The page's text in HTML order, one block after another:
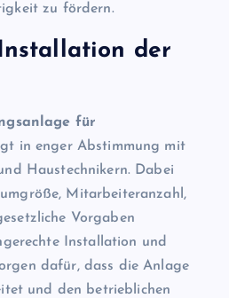
zu fördern.
der
für
in enger Abstimmung mit
Haustechnikern. Dabei
Mitarbeiteranzahl,
Vorgaben
Installation und
dafür, dass die Anlage
und den betrieblichen